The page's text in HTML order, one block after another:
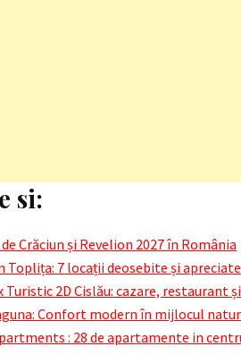
si:
Crăciun și Revelion 2027 în România
Toplița: 7 locații deosebite și apreciate
Turistic 2D Cislău: cazare, restaurant
Confort modern în mijlocul
: 28 de apartamente in